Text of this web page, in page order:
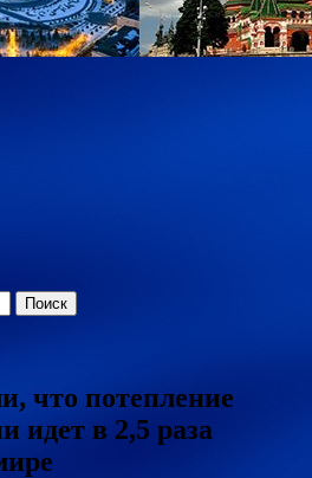
что потепление
идет в 2,5 раза